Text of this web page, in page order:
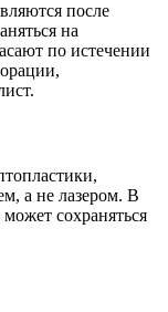
после
на
по истечении
а не лазером. В
сохраняться